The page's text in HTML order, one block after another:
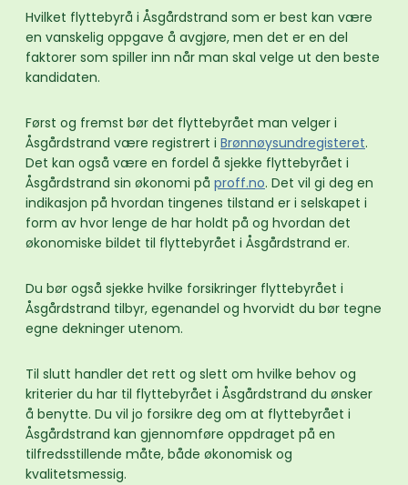
Hvilket flyttebyrå i Åsgårdstrand som er best kan være
en vanskelig oppgave å avgjøre, men det er en del
faktorer som spiller inn når man skal velge ut den beste
kandidaten.
Først og fremst bør det flyttebyrået man velger i
Åsgårdstrand være registrert i Brønnøysundregisteret.
Det kan også være en fordel å sjekke flyttebyrået i
Åsgårdstrand sin økonomi på proff.no. Det vil gi deg en
indikasjon på hvordan tingenes tilstand er i selskapet i
form av hvor lenge de har holdt på og hvordan det
økonomiske bildet til flyttebyrået i Åsgårdstrand er.
Du bør også sjekke hvilke forsikringer flyttebyrået i
Åsgårdstrand tilbyr, egenandel og hvorvidt du bør tegne
egne dekninger utenom.
Til slutt handler det rett og slett om hvilke behov og
kriterier du har til flyttebyrået i Åsgårdstrand du ønsker
å benytte. Du vil jo forsikre deg om at flyttebyrået i
Åsgårdstrand kan gjennomføre oppdraget på en
tilfredsstillende måte, både økonomisk og
kvalitetsmessig.